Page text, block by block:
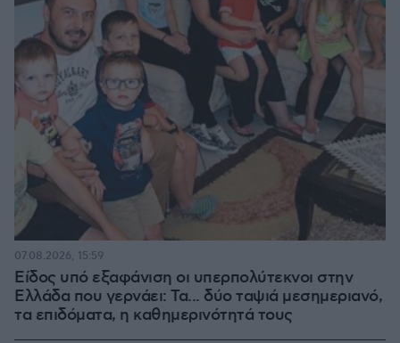
Είδος υπό εξαφάνιση οι υπερπολύτεκνοι στην
Ελλάδα που γερνάει: Τα... δύο ταψιά μεσημεριανό,
τα επιδόματα, η καθημερινότητά τους
07.08.2026, 15:59